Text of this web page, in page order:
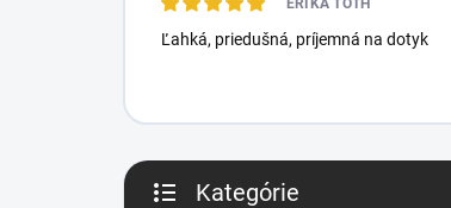
ERIKA TÓTH
Ľahká, priedušná, príjemná na dotyk
Kategórie